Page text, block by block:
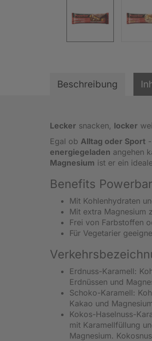
Beschreibung
Lecker snacken, locker
Egal ob Alltag oder Sport
energiegeladen angehen
Magnesium ist er ein
Benefits
Mit Kohlenhydraten
Mit extra Magnesium
Frei von Farbstoffen
Für Vegetarier
Erdnuss-Karamell:
Erdnüssen und
Schoko-Karamell:
Kakao und
Kokos-Haselnuss-
mit Karamellfüllung
Magnesium.